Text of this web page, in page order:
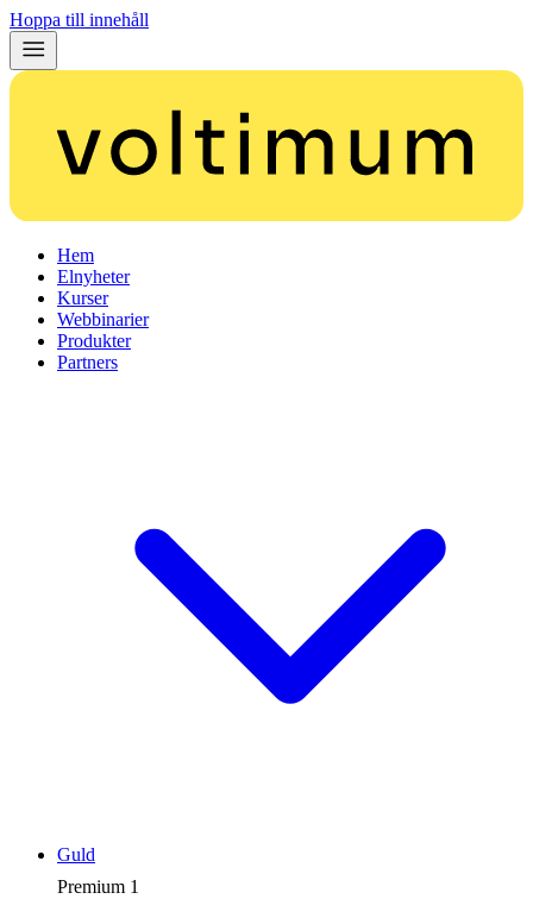
Hoppa till innehåll
Hem
Elnyheter
Kurser
Webbinarier
Produkter
Partners
Premium 1
Guld